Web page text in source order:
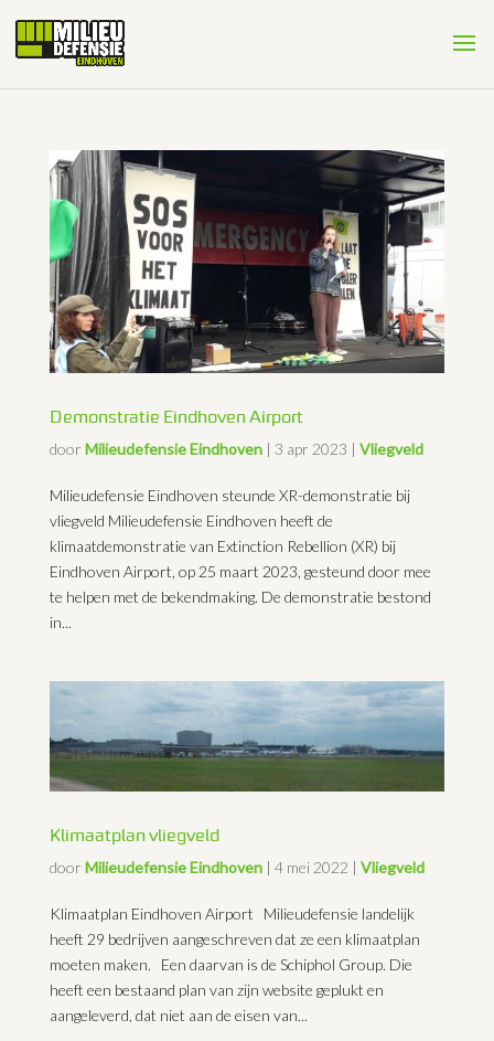
Demonstratie Eindhoven Airport
door Milieudefensie Eindhoven| 3 apr 2023 | Vliegveld
Milieudefensie Eindhoven steunde XR-demonstratie bij
vliegveld Milieudefensie Eindhoven heeft de
klimaatdemonstratie van Extinction Rebellion (XR) bij
Eindhoven Airport, op 25 maart 2023, gesteund door mee
te helpen met de bekendmaking. De demonstratie bestond
in...
Klimaatplan vliegveld
door Milieudefensie Eindhoven| 4 mei 2022 | Vliegveld
Klimaatplan Eindhoven Airport Milieudefensie landelijk
heeft 29 bedrijven aangeschreven dat ze een klimaatplan
moeten maken. Een daarvan is de Schiphol Group. Die
heeft een bestaand plan van zijn website geplukt en
aangeleverd, dat niet aan de eisen van...